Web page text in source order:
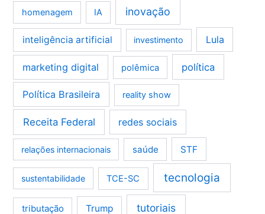
homenagem IA inovação
inteligência artificial investimento Lula
marketing digital polêmica política
Política Brasileira reality show
Receita Federal redes sociais
relações internacionais saúde STF
sustentabilidade TCE-SC tecnologia
tributação Trump tutoriais